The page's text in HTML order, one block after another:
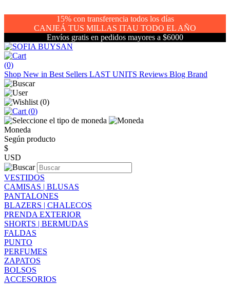
15% con transferencia todos los días
CANJEÁ TUS MILLAS ITAU TODO EL AÑO
Envíos gratis en pedidos mayores a $6000
(0)
Shop New in Best Sellers LAST UNITS Reviews Blog Brand
(0)
(0)
Moneda
Según producto
$
USD
VESTIDOS
CAMISAS | BLUSAS
PANTALONES
BLAZERS | CHALECOS
PRENDA EXTERIOR
SHORTS | BERMUDAS
FALDAS
PUNTO
PERFUMES
ZAPATOS
BOLSOS
ACCESORIOS